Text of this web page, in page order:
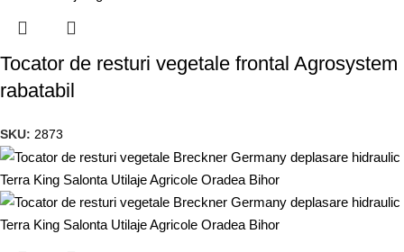
Tocator de resturi vegetale frontal Agrosystem
rabatabil
SKU: 2873